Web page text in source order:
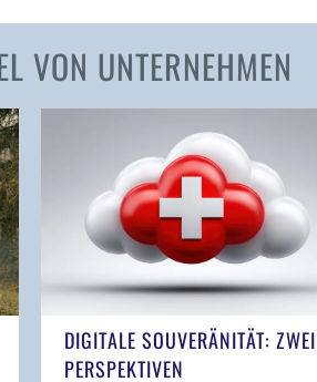
VON UNTERNEHMEN
DIGITALE SOUVERÄNITÄT: ZWEI
PERSPEKTIVEN